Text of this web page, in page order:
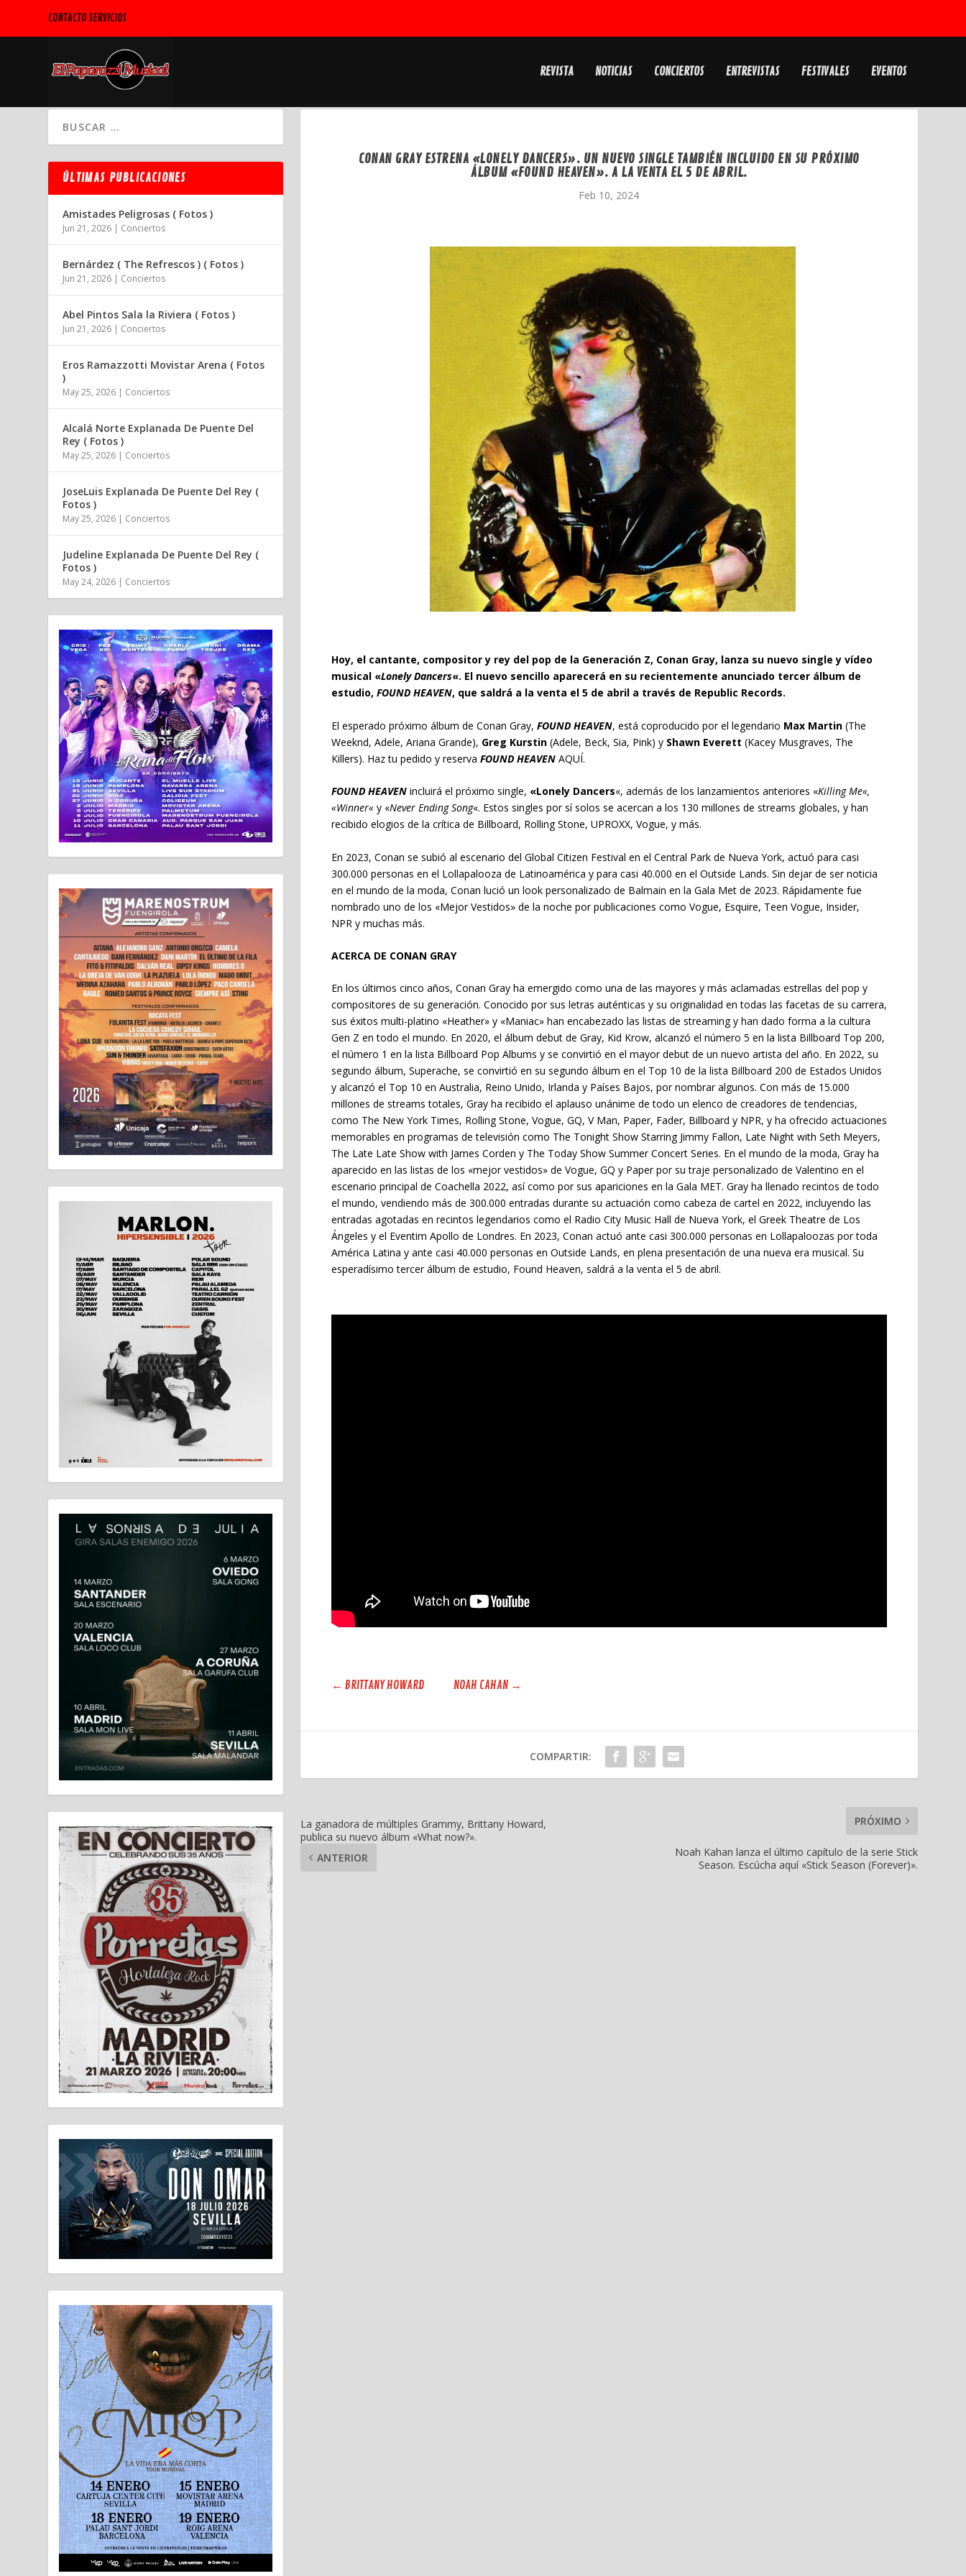
CONTACTO SERVICIOS
REVISTA NOTICIAS CONCIERTOS ENTREVISTAS FESTIVALES EVENTOS
CONAN GRAY ESTRENA «LONELY DANCERS». UN NUEVO SINGLE TAMBIÉN INCLUIDO EN SU PRÓXIMO
ÁLBUM «FOUND HEAVEN». A LA VENTA EL 5 DE ABRIL.
Feb 10, 2024
Hoy, el cantante, compositor y rey del pop de la Generación Z, Conan Gray, lanza su nuevo single y vídeo
musical «Lonely Dancers«. El nuevo sencillo aparecerá en su recientemente anunciado tercer álbum de
estudio, FOUND HEAVEN, que saldrá a la venta el 5 de abril a través de Republic Records.
El esperado próximo álbum de Conan Gray, FOUND HEAVEN, está coproducido por el legendario Max Martin(The
Weeknd, Adele, Ariana Grande), Greg Kurstin(Adele, Beck, Sia, Pink) y Shawn Everett (Kacey Musgraves, The
Killers). Haz tu pedido y reserva FOUND HEAVEN AQUÍ.
FOUND HEAVENincluirá el próximo single, «Lonely Dancers«, además de los lanzamientos anteriores «Killing Me«,
«Winner«y «Never Ending Song«. Estos singles por sí solos se acercan a los 130 millones de streams globales, y han
recibido elogios de la crítica de Billboard, Rolling Stone, UPROXX, Vogue, y más.
En 2023, Conan se subió al escenario del Global Citizen Festival en el Central Park de Nueva York, actuó para casi
300.000 personas en el Lollapalooza de Latinoamérica y para casi 40.000 en el Outside Lands. Sin dejar de ser noticia
en el mundo de la moda, Conan lució un look personalizado de Balmain en la Gala Met de 2023. Rápidamente fue
nombrado uno de los «Mejor Vestidos» de la noche por publicaciones como Vogue, Esquire, Teen Vogue, Insider,
NPR y muchas más.
ACERCA DE CONAN GRAY
En los últimos cinco años, Conan Gray ha emergido como una de las mayores y más aclamadas estrellas del pop y
compositores de su generación. Conocido por sus letras auténticas y su originalidad en todas las facetas de su carrera,
sus éxitos multi-platino «Heather» y «Maniac» han encabezado las listas de streaming y han dado forma a la cultura
Gen Z en todo el mundo. En 2020, el álbum debut de Gray, Kid Krow, alcanzó el número 5 en la lista Billboard Top 200,
el número 1 en la lista Billboard Pop Albums y se convirtió en el mayor debut de un nuevo artista del año. En 2022, su
segundo álbum, Superache, se convirtió en su segundo álbum en el Top 10 de la lista Billboard 200 de Estados Unidos
y alcanzó el Top 10 en Australia, Reino Unido, Irlanda y Países Bajos, por nombrar algunos. Con más de 15.000
millones de streams totales, Gray ha recibido el aplauso unánime de todo un elenco de creadores de tendencias,
como The New York Times, Rolling Stone, Vogue, GQ, V Man, Paper, Fader, Billboard y NPR, y ha ofrecido actuaciones
memorables en programas de televisión como The Tonight Show Starring Jimmy Fallon, Late Night with Seth Meyers,
The Late Late Show with James Corden y The Today Show Summer Concert Series. En el mundo de la moda, Gray ha
aparecido en las listas de los «mejor vestidos» de Vogue, GQ y Paper por su traje personalizado de Valentino en el
escenario principal de Coachella 2022, así como por sus apariciones en la Gala MET. Gray ha llenado recintos de todo
el mundo, vendiendo más de 300.000 entradas durante su actuación como cabeza de cartel en 2022, incluyendo las
entradas agotadas en recintos legendarios como el Radio City Music Hall de Nueva York, el Greek Theatre de Los
Ángeles y el Eventim Apollo de Londres. En 2023, Conan actuó ante casi 300.000 personas en Lollapaloozas por toda
América Latina y ante casi 40.000 personas en Outside Lands, en plena presentación de una nueva era musical. Su
esperadísimo tercer álbum de estudio, Found Heaven, saldrá a la venta el 5 de abril.
← BRITTANY HOWARD NOAH CAHAN→
COMPARTIR:
La ganadora de múltiples Grammy, Brittany Howard,
publica su nuevo álbum «What now?».
ANTERIOR
PRÓXIMO
Noah Kahan lanza el último capítulo de la serie Stick
Season. Escúcha aquí «Stick Season (Forever)».
ÚLTIMAS PUBLICACIONES
Amistades Peligrosas ( Fotos )
Jun 21, 2026 | Conciertos
Bernárdez ( The Refrescos ) ( Fotos )
Jun 21, 2026 | Conciertos
Abel Pintos Sala la Riviera ( Fotos )
Jun 21, 2026 | Conciertos
Eros Ramazzotti Movistar Arena ( Fotos
)
May 25, 2026 | Conciertos
Alcalá Norte Explanada De Puente Del
Rey ( Fotos )
May 25, 2026 | Conciertos
JoseLuis Explanada De Puente Del Rey (
Fotos )
May 25, 2026 | Conciertos
Judeline Explanada De Puente Del Rey (
Fotos )
May 24, 2026 | Conciertos